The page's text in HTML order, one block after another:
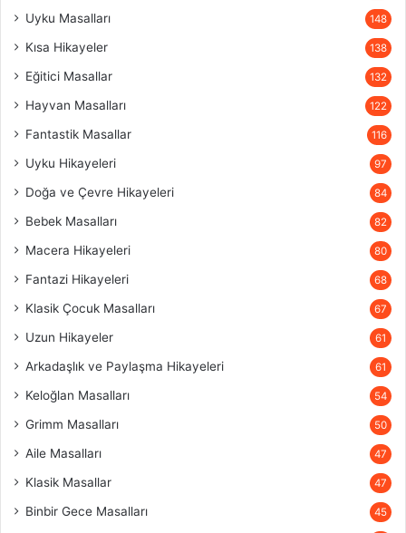
Uyku Masalları 148
Kısa Hikayeler 138
Eğitici Masallar 132
Hayvan Masalları 122
Fantastik Masallar 116
Uyku Hikayeleri 97
Doğa ve Çevre Hikayeleri 84
Bebek Masalları 82
Macera Hikayeleri 80
Fantazi Hikayeleri 68
Klasik Çocuk Masalları 67
Uzun Hikayeler 61
Arkadaşlık ve Paylaşma Hikayeleri 61
Keloğlan Masalları 54
Grimm Masalları 50
Aile Masalları 47
Klasik Masallar 47
Binbir Gece Masalları 45